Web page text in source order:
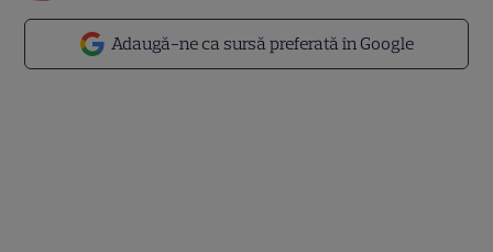
Adaugă-ne ca sursă preferată în Google